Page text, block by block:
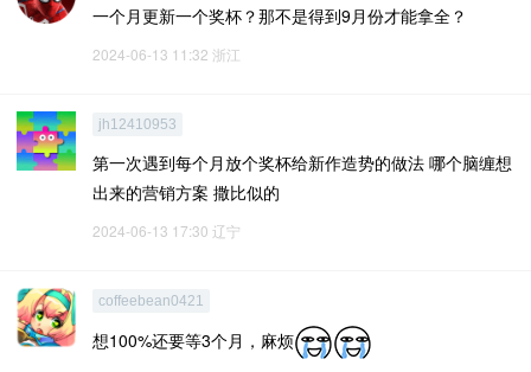
一个月更新一个奖杯？那不是得到9月份才能拿全？
2024-06-13 11:32 浙江
jh12410953
第一次遇到每个月放个奖杯给新作造势的做法 哪个脑缠想
出来的营销方案 撒比似的
2024-06-13 17:30 辽宁
coffeebean0421
想100%还要等3个月，麻烦